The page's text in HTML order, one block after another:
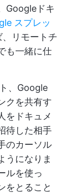
Googleドキ
スプレッ
リモートチ
も一緒に仕
、Google
クを共有す
をドキュメ
待した相手
のカーソル
うになりま
ルを使っ
をとること